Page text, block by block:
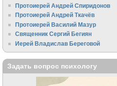
Протоиерей Андрей Спиридонов
Протоиерей Андрей Ткачёв
Протоиерей Василий Мазур
Священник Сергий Бегиян
Иерей Владислав Береговой
Задать вопрос психологу